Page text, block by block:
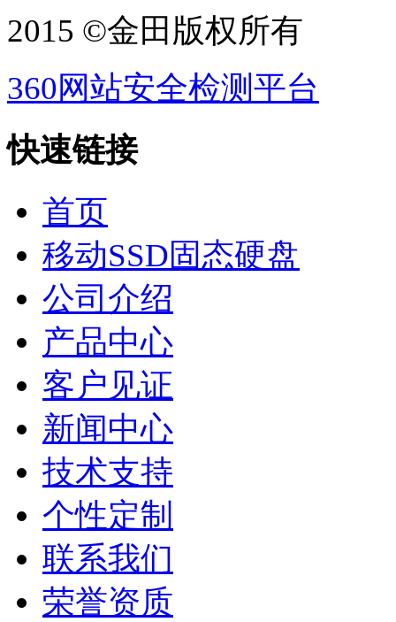
2015 ©金田版权所有
360网站安全检测平台
快速链接
首页
移动SSD固态硬盘
公司介绍
产品中心
客户见证
新闻中心
技术支持
个性定制
联系我们
荣誉资质